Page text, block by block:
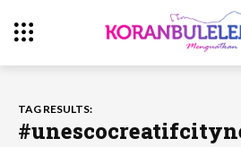
TAG RESULTS: